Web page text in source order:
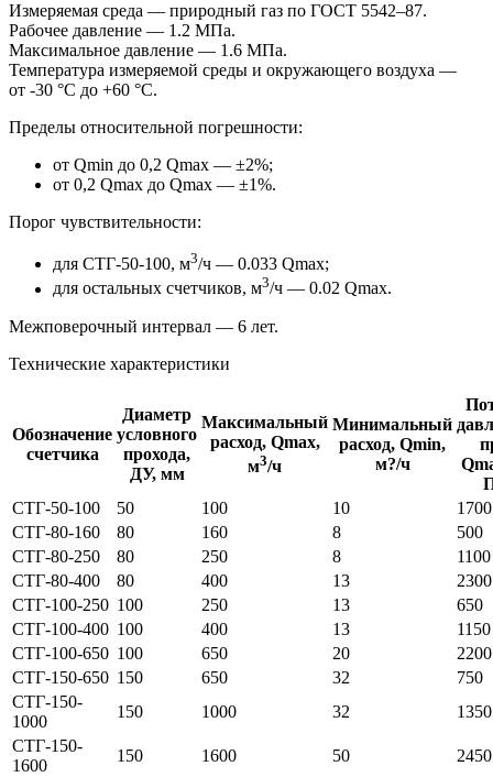
Измеряемая среда — природный газ по ГОСТ 5542–87.
Рабочее давление — 1.2 МПа.
Максимальное давление — 1.6 МПа.
Температура измеряемой среды и окружающего воздуха —
от -30 °С до +60 °С.
Пределы относительной погрешности:
от Qmin до 0,2 Qmax — ±2%;
от 0,2 Qmax до Qmax — ±1%.
Порог чувствительности:
для СТГ-50-100, м3/ч — 0.033 Qmax;
для остальных счетчиков, м3/ч — 0.02 Qmax.
Межповерочный интервал — 6 лет.
Технические характеристики
Обозначение
счетчика
Диаметр
условного
прохода,
ДУ, мм
Максимальный
расход, Qmax,
м3/ч
Минимальный
расход, Qmin,
м?/ч
СТГ-50-100
50 100 10
1700
СТГ-80-160
80 160 8
500
СТГ-80-250
80 250 8
1100
СТГ-80-400
80 400 13
2300
СТГ-100-250 100 250 13
650
СТГ-100-400 100 400 13
1150
СТГ-100-650 100 650 20
2200
СТГ-150-650 150 650 32
750
СТГ-150-
1000
150 1000 32
1350
СТГ-150-
1600
150 1600 50
2450